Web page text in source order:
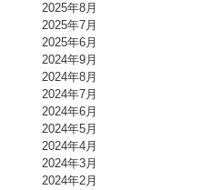
2025年8月
2025年7月
2025年6月
2024年9月
2024年8月
2024年7月
2024年6月
2024年5月
2024年4月
2024年3月
2024年2月